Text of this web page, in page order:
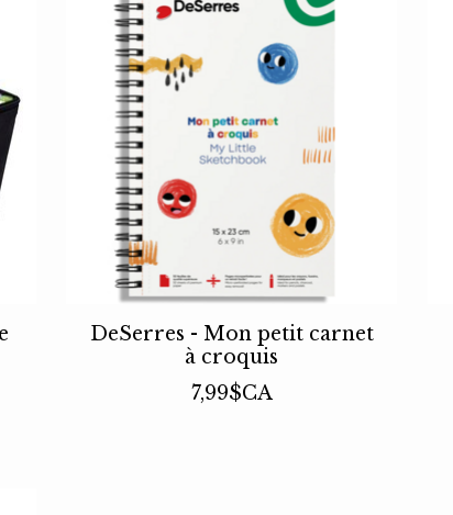
DeSerres - Mon petit carnet
à croquis
7,99$CA